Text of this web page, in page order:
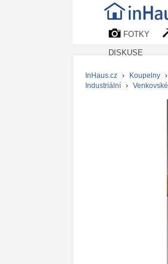
FOTKY
DISKUSE
InHaus.cz › Koupelny ›
Industriální
› Venkovské